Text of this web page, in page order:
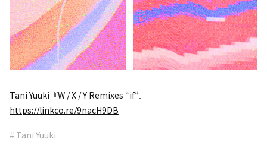
Tani Yuuki『W / X / Y Remixes “if”』
https://linkco.re/9nacH9DB
# Tani Yuuki